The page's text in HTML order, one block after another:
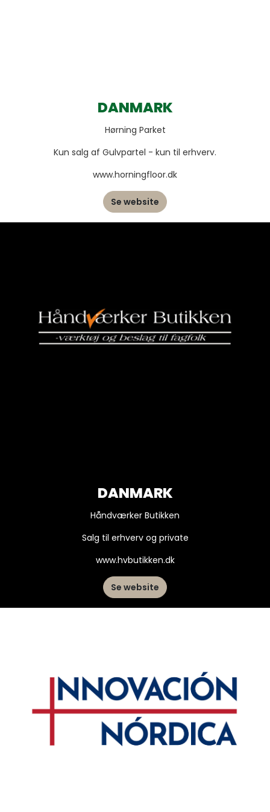
DANMARK
Hørning Parket
Kun salg af Gulvpartel - kun til erhverv.
www.horningfloor.dk
Se website
DANMARK
Håndværker Butikken
Salg til erhverv og private
www.hvbutikken.dk
Se website